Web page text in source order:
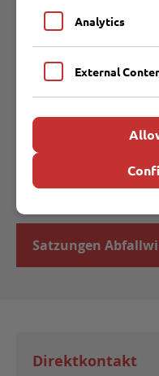
Auswirkungen auf
Weitere Fragen?
noch Fragen zum
helfen die
Satzungen
Direktkontakt
Analytics
External